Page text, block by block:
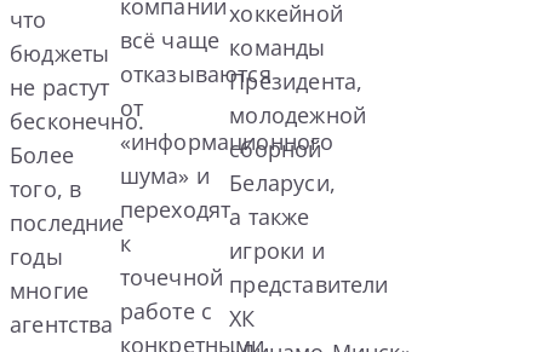
что
бюджеты
не растут
бесконечно.
Более
того, в
последние
годы
многие
агентства
всё чаще
отказываются
от
«информационного
шума» и
переходят
к
точечной
работе с
конкретными
хоккейной
команды
Президента,
молодежной
сборной
Беларуси,
а также
игроки и
представители
ХК